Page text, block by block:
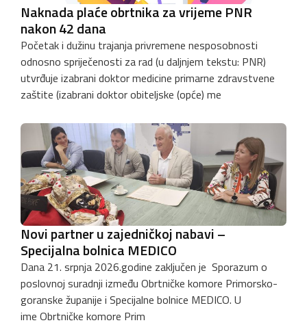
Naknada plaće obrtnika za vrijeme PNR
nakon 42 dana
Početak i dužinu trajanja privremene nesposobnosti
odnosno spriječenosti za rad (u daljnjem tekstu: PNR)
utvrđuje izabrani doktor medicine primarne zdravstvene
zaštite (izabrani doktor obiteljske (opće) me
Novi partner u zajedničkoj nabavi –
Specijalna bolnica MEDICO
Dana 21. srpnja 2026.godine zaključen je Sporazum o
poslovnoj suradnji između Obrtničke komore Primorsko-
goranske županije i Specijalne bolnice MEDICO. U
ime Obrtničke komore Prim